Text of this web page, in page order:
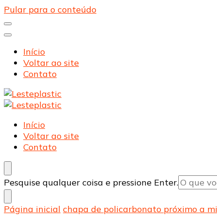
Pular para o conteúdo
Início
Voltar ao site
Contato
Lesteplastic
Blog – Lesteplastic
Lesteplastic
Blog – Lesteplastic
Início
Voltar ao site
Contato
Procurando
algo?
Pesquise qualquer coisa e pressione Enter.
Página inicial chapa de policarbonato próximo a